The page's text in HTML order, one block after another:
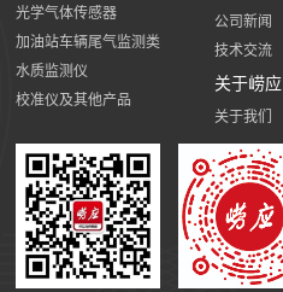
光学气体传感器
加油站车辆尾气监测类
水质监测仪
校准仪及其他产品
公司新闻
技术交流
关于崂应
关于我们